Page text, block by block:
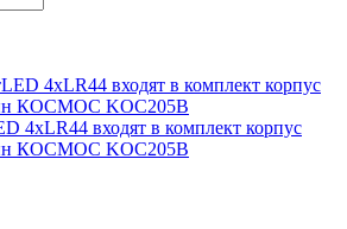
4xLR44 входят в комплект корпус
КОСМОС KOC205B